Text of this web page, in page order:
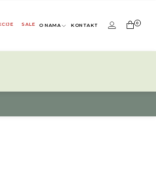
SALE O NAMA KONTAKT 0